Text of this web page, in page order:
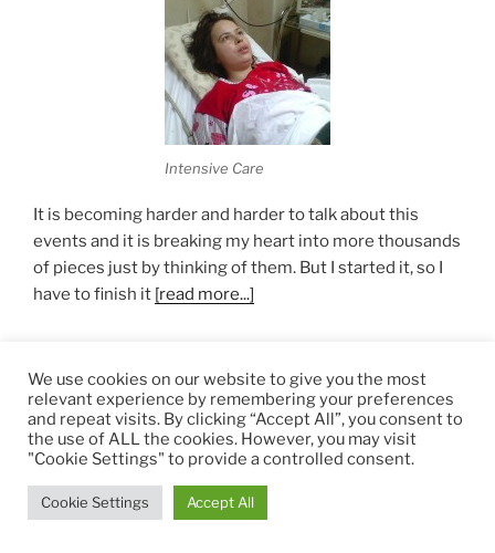
Intensive Care
It is becoming harder and harder to talk about this
events and it is breaking my heart into more thousands
of pieces just by thinking of them. But I started it, so I
have to finish it [read more...]
I HAD A STROKE AT 26 – PART 4
We use cookies on our website to give you the most
relevant experience by remembering your preferences
and repeat visits. By clicking “Accept All”, you consent to
the use of ALL the cookies. However, you may visit
"Cookie Settings" to provide a controlled consent.
Cookie Settings Accept All